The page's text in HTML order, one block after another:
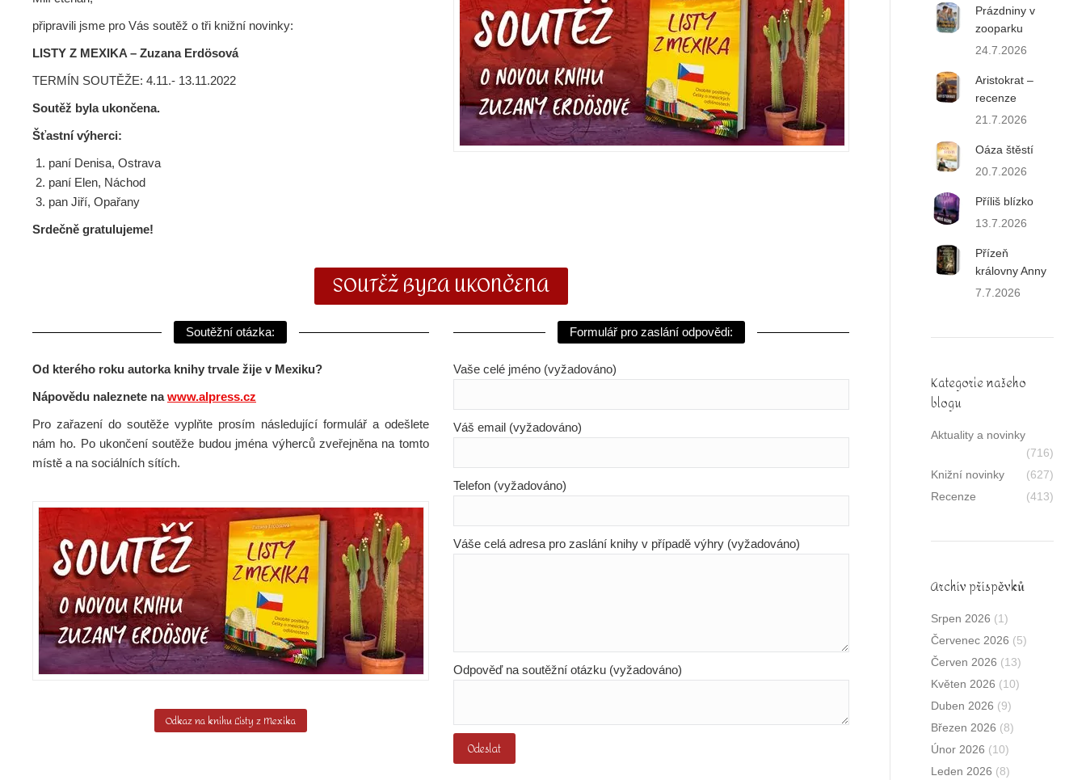
připravili jsme pro Vás soutěž o tři knižní novinky:
LISTY Z MEXIKA – Zuzana Erdösová
TERMÍN SOUTĚŽE: 4.11.- 13.11.2022
Soutěž byla ukončena.
Šťastní výherci:
paní Denisa, Ostrava
paní Elen, Náchod
pan Jiří, Opařany
Srdečně gratulujeme!
SOUTĚŽ BYLA UKONČENA
Soutěžní otázka:
Od kterého roku autorka knihy trvale žije v Mexiku?
Nápovědu naleznete nawww.alpress.cz
Pro zařazení do soutěže vyplňte prosím následující formulář a odešlete
nám ho. Po ukončení soutěže budou jména výherců zveřejněna na tomto
místě a na sociálních sítích.
Odkaz na knihu Listy z Mexika
Formulář pro zaslání odpovědi:
Vaše celé jméno (vyžadováno)
Váš email (vyžadováno)
Telefon (vyžadováno)
Váše celá adresa pro zaslání knihy v případě výhry (vyžadováno)
Odpověď na soutěžní otázku (vyžadováno)
Prázdniny v
zooparku
24.7.2026
Aristokrat –
recenze
21.7.2026
Oáza štěstí
20.7.2026
Příliš blízko
13.7.2026
Přízeň
královny Anny
7.7.2026
Kategorie našeho
blogu
Aktuality a novinky
(716)
Knižní novinky
(627)
Recenze
(413)
Archív příspěvků
Srpen 2026 (1)
Červenec 2026 (5)
Červen 2026 (13)
Květen 2026 (10)
Duben 2026 (9)
Březen 2026 (8)
Únor 2026 (10)
Leden 2026 (8)